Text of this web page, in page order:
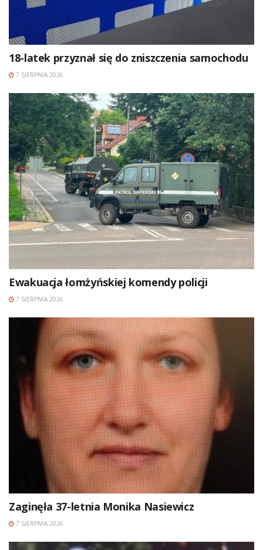
18-latek przyznał się do zniszczenia samochodu
7 SIERPNIA 2026
Ewakuacja łomżyńskiej komendy policji
7 SIERPNIA 2026
Zaginęła 37-letnia Monika Nasiewicz
7 SIERPNIA 2026